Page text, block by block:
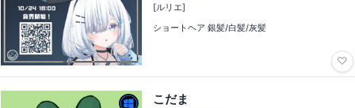
[ルリエ]
ショートヘア 銀髪/白髪/灰髪
♡
こだま